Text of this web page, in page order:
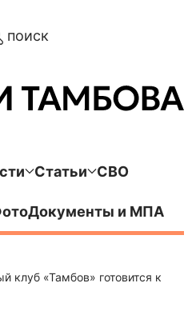
поиск
Статьи СВО
Документы и МПА
клуб «Тамбов» готовится к